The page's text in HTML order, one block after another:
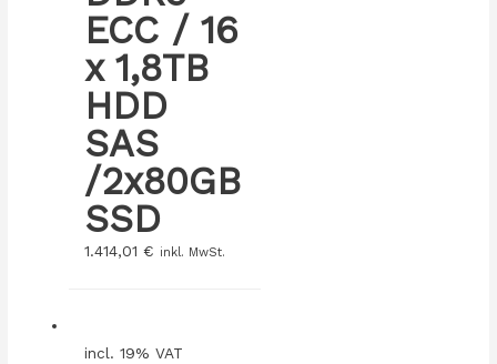
ECC / 16
x 1,8TB
HDD
SAS
/2x80GB
SSD
1.414,01 € inkl. MwSt.
incl. 19% VAT